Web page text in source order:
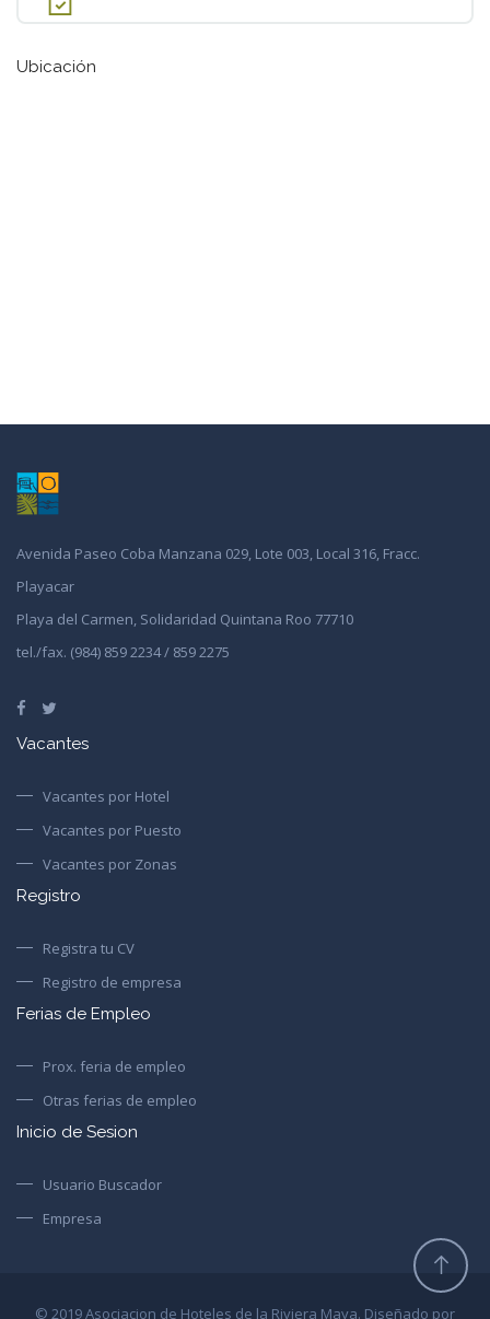
Ubicación
Avenida Paseo Coba Manzana 029, Lote 003, Local 316, Fracc.
Playacar
Playa del Carmen, Solidaridad Quintana Roo 77710
tel./fax. (984) 859 2234 / 859 2275
Vacantes
Vacantes por Hotel
Vacantes por Puesto
Vacantes por Zonas
Registro
Registra tu CV
Registro de empresa
Ferias de Empleo
Prox. feria de empleo
Otras ferias de empleo
Inicio de Sesion
Usuario Buscador
Empresa
© 2019 Asociacion de Hoteles de la Riviera Maya. Diseñado por